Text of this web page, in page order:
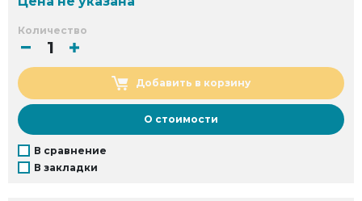
Количество
Добавить в корзину
О стоимости
В сравнение
В закладки